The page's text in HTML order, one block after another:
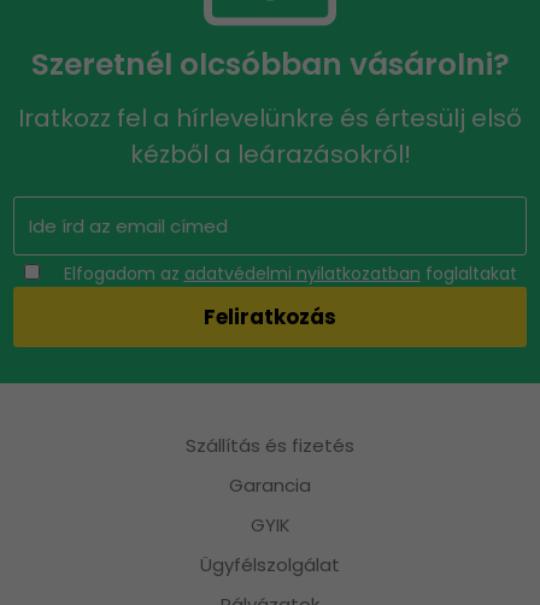
Szeretnél olcsóbban vásárolni?
Iratkozz fel a hírlevelünkre és értesülj első
kézből a leárazásokról!
Elfogadom az adatvédelmi nyilatkozatban foglaltakat
Szállítás és fizetés
Garancia
GYIK
Ügyfélszolgálat